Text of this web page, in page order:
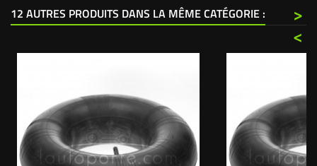
12 AUTRES PRODUITS DANS LA MÊME CATÉGORIE :
>
<